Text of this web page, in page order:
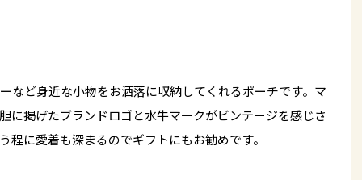
など身近な小物をお洒落に収納してくれるポーチです。マ
に掲げたブランドロゴと水牛マークがビンテージを感じさ
程に愛着も深まるのでギフトにもお勧めです。